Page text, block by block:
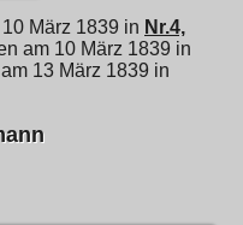
März 1839 in Nr.4,
am 10 März 1839 in
13 März 1839 in